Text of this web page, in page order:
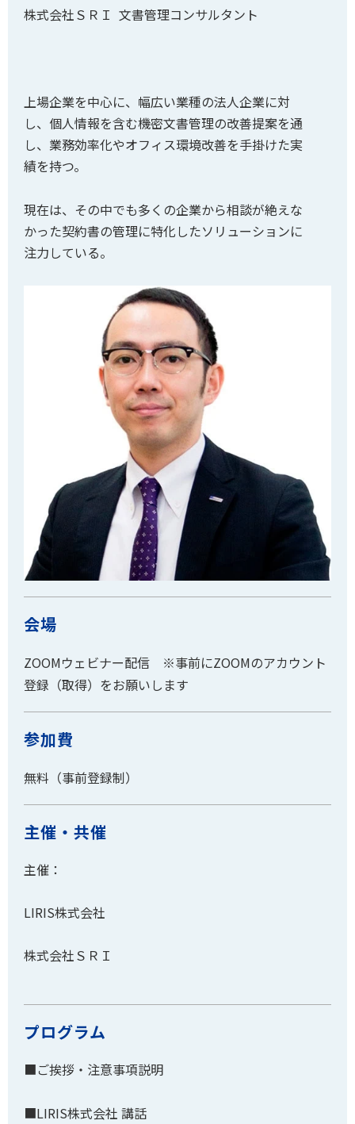
株式会社ＳＲＩ 文書管理コンサルタント
上場企業を中心に、幅広い業種の法人企業に対
し、個人情報を含む機密文書管理の改善提案を通
し、業務効率化やオフィス環境改善を手掛けた実
績を持つ。
現在は、その中でも多くの企業から相談が絶えな
かった契約書の管理に特化したソリューションに
注力している。
会場
ZOOMウェビナー配信 ※事前にZOOMのアカウント
登録（取得）をお願いします
参加費
無料（事前登録制）
主催・共催
主催：
LIRIS株式会社
株式会社ＳＲＩ
プログラム
■ご挨拶・注意事項説明
■LIRIS株式会社 講話